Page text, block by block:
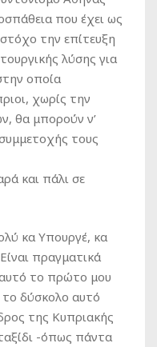
που έχει ως
την επίτευξη
λύσης για
οποία
χωρίς την
θα μπορούν ν’
τους
και πάλι σε
κα Υπουργέ, κα
πραγματικά
το πρώτο μου
δύσκολο αυτό
της Κυπριακής
-όπως πάντα